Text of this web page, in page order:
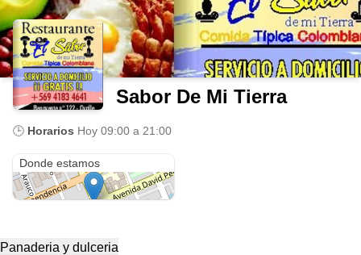
Sabor De Mi Tierra
🕒 Horarios Hoy 09:00 a 21:00
Donde estamos
Panaderia y dulceria